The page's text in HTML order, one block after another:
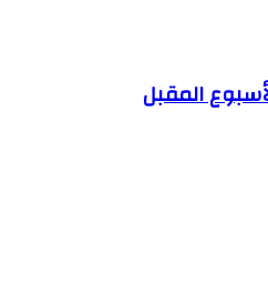
المقبل